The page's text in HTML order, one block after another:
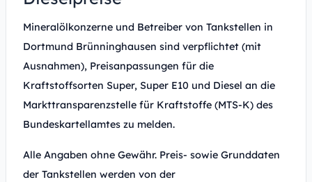
Mineralölkonzerne und Betreiber von Tankstellen in
Dortmund Brünninghausen sind verpflichtet (mit
Ausnahmen), Preisanpassungen für die
Kraftstoffsorten Super, Super E10 und Diesel an die
Markttransparenzstelle für Kraftstoffe (MTS-K) des
Bundeskartellamtes zu melden.
Alle Angaben ohne Gewähr. Preis- sowie Grunddaten
der Tankstellen werden von der